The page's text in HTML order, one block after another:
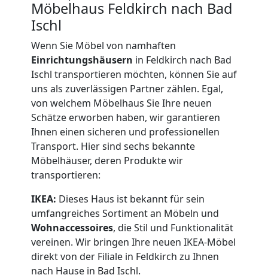
Möbelhaus Feldkirch nach Bad
Ischl
Wenn Sie Möbel von namhaften
Einrichtungshäusern in Feldkirch nach Bad
Ischl transportieren möchten, können Sie auf
uns als zuverlässigen Partner zählen. Egal,
von welchem Möbelhaus Sie Ihre neuen
Schätze erworben haben, wir garantieren
Ihnen einen sicheren und professionellen
Transport. Hier sind sechs bekannte
Möbelhäuser, deren Produkte wir
transportieren:
IKEA: Dieses Haus ist bekannt für sein
umfangreiches Sortiment an Möbeln und
Wohnaccessoires, die Stil und Funktionalität
vereinen. Wir bringen Ihre neuen IKEA-Möbel
direkt von der Filiale in Feldkirch zu Ihnen
nach Hause in Bad Ischl.